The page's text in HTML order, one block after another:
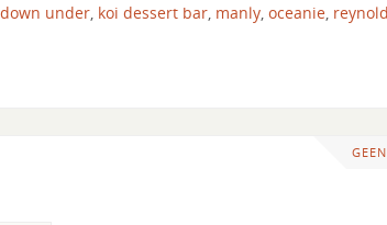
down under, koi dessert bar, manly, oceanie,